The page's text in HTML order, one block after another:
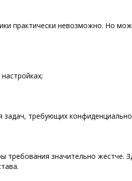
практически невозможно. Но
требующих
требования значительно жестче.